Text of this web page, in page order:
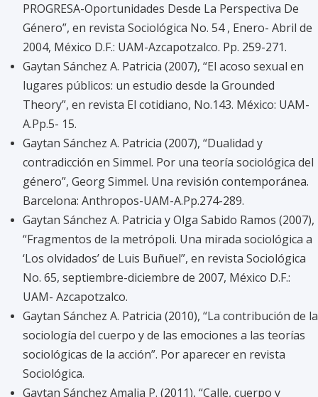
PROGRESA-Oportunidades Desde La Perspectiva De
Género”, en revista Sociológica No. 54 , Enero- Abril de
2004, México D.F.: UAM-Azcapotzalco. Pp. 259-271.
Gaytan Sánchez A. Patricia (2007), “El acoso sexual en
lugares públicos: un estudio desde la Grounded
Theory”, en revista El cotidiano, No.143. México: UAM-
A.Pp.5- 15.
Gaytan Sánchez A. Patricia (2007), “Dualidad y
contradicción en Simmel. Por una teoría sociológica del
género”, Georg Simmel. Una revisión contemporánea.
Barcelona: Anthropos-UAM-A.Pp.274-289.
Gaytan Sánchez A. Patricia y Olga Sabido Ramos (2007),
“Fragmentos de la metrópoli. Una mirada sociológica a
‘Los olvidados’ de Luis Buñuel”, en revista Sociológica
No. 65, septiembre-diciembre de 2007, México D.F.:
UAM- Azcapotzalco.
Gaytan Sánchez A. Patricia (2010), “La contribución de la
sociología del cuerpo y de las emociones a las teorías
sociológicas de la acción”. Por aparecer en revista
Sociológica.
Gaytan Sánchez Amalia P. (2011), “Calle, cuerpo y